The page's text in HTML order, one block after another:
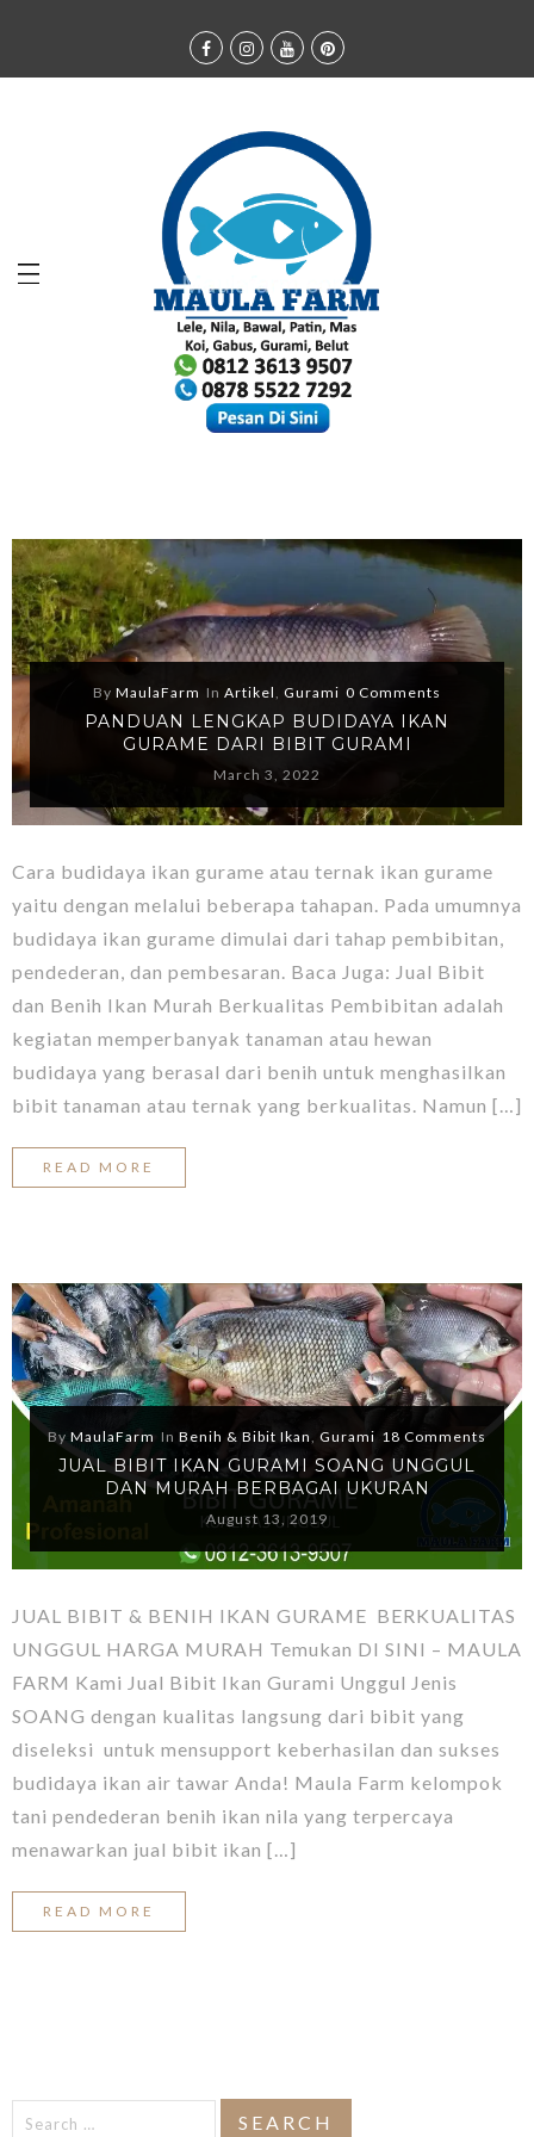
By MaulaFarm In Artikel Gurami 0 Comments
PANDUAN LENGKAP BUDIDAYA IKAN
GURAME DARI BIBIT GURAMI
March 3, 2022
Cara budidaya ikan gurame atau ternak ikan gurame
yaitu dengan melalui beberapa tahapan. Pada umumnya
budidaya ikan gurame dimulai dari tahap pembibitan,
pendederan, dan pembesaran. Baca Juga: Jual Bibit
dan Benih Ikan Murah Berkualitas Pembibitan adalah
kegiatan memperbanyak tanaman atau hewan
budidaya yang berasal dari benih untuk menghasilkan
bibit tanaman atau ternak yang berkualitas. Namun […]
READ MORE
By MaulaFarm In Benih & Bibit Ikan, Gurami 18 Comments
JUAL BIBIT IKAN GURAMI SOANG UNGGUL
DAN MURAH BERBAGAI UKURAN
August 13, 2019
JUAL BIBIT & BENIH IKAN GURAME BERKUALITAS
UNGGUL HARGA MURAH Temukan DI SINI – MAULA
FARM Kami Jual Bibit Ikan Gurami Unggul Jenis
SOANG dengan kualitas langsung dari bibit yang
diseleksi untuk mensupport keberhasilan dan sukses
budidaya ikan air tawar Anda! Maula Farm kelompok
tani pendederan benih ikan nila yang terpercaya
menawarkan jual bibit ikan […]
READ MORE
Search